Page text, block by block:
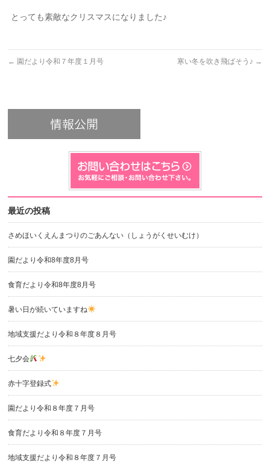
とっても素敵なクリスマスになりました♪
← 園だより令和７年度１月号 寒い冬を吹き飛ばそう♪ →
最近の投稿
さめほいくえんまつりのごあんない（しょうがくせいむけ）
園だより令和8年度8月号
食育だより令和8年度8月号
暑い日が続いていますね
地域支援だより令和８年度８月号
七夕会
赤十字登録式
園だより令和８年度７月号
食育だより令和８年度７月号
地域支援だより令和８年度７月号